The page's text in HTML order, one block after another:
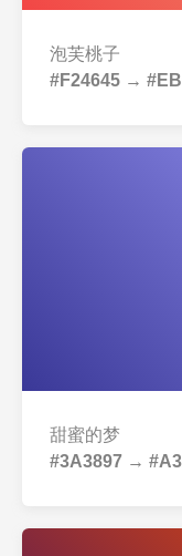
泡芙桃子
#F24645 →
甜蜜的梦
#3A3897 →